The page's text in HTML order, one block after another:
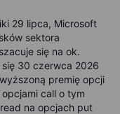
29 lipca, Microsoft
sektora
się na ok.
się 30 czerwca 2026
premię opcji
call o tym
na opcjach put